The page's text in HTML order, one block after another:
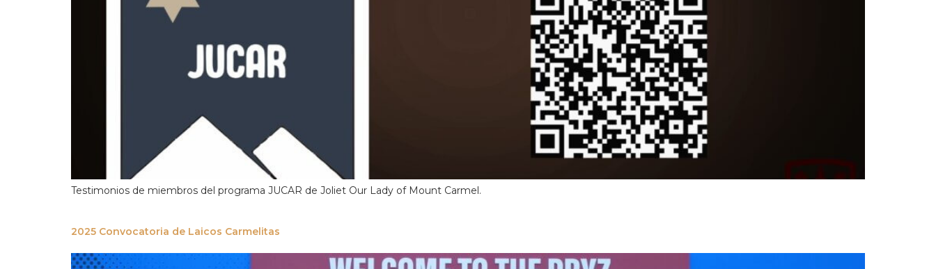
Testimonios de miembros del programa JUCAR de Joliet Our Lady of Mount Carmel.
2025 Convocatoria de Laicos Carmelitas